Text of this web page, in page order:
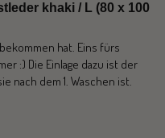
khaki / L (80 x 100
hat. Eins fürs
:) Die Einlage dazu ist der
nach dem 1. Waschen ist.